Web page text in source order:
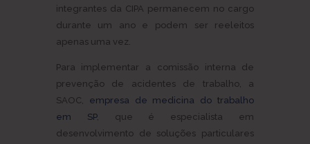
integrantes da CIPA permanecem no cargo
durante um ano e podem ser reeleitos
apenas uma vez.
Para implementar a comissão interna de
prevenção de acidentes de trabalho, a
SAOC, empresa de medicina do trabalho
em SP, que é especialista em
desenvolvimento de soluções particulares